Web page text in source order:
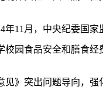
年11月，中央纪委国
校园食品安全和膳食经
见》突出问题导向，